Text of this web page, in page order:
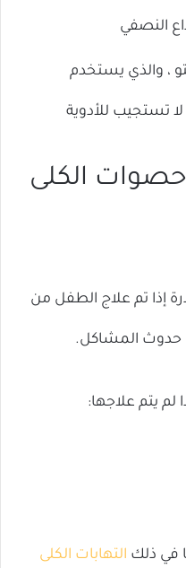
النصفي
، والذي يستخدم
تستجيب للأدوية
الكلى
إذا تم علاج الطفل من
حدوث المشاكل.
يتم علاجها:
في ذلك التهابات الكلى